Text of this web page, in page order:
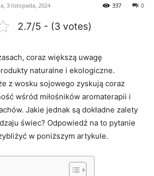
3 listopada, 2024 0
337
2.7/5 - (3 votes)
coraz większą uwagę
naturalne i ekologiczne.⁢
z ⁢wosku​ sojowego⁢ zyskują coraz
wśród miłośników aromaterapii i
Jakie jednak są dokładne zalety​
świec? Odpowiedź na to pytanie⁢
‌w poniższym artykule.